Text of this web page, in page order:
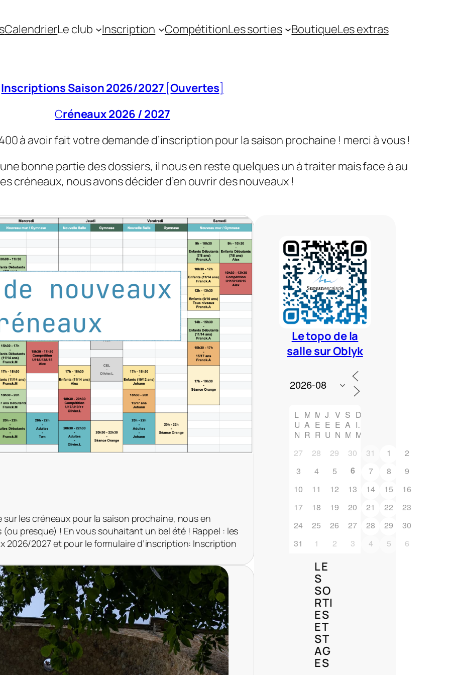
CalendrierLe club Inscription CompétitionLes sorties BoutiqueLes extras
Inscriptions Saison 2026/2027 [Ouvertes]
Créneaux 2026 / 2027
à avoir fait votre demande d’inscription pour la saison prochaine ! merci à vous !
bonne partie des dossiers, il nous en reste quelques un à traiter mais face à au
créneaux, nous avons décider d’en ouvrir des nouveaux !
les créneaux pour la saison prochaine, nous en
presque) ! En vous souhaitant un bel été ! Rappel : les
2026/2027 et pour le formulaire d’inscription: Inscription
Le topo de la
salle sur Oblyk
L
U
N
M
A
R
M
E
R
J
E
U
V
E
N
S
A
M
D
I
27
28 29 30 31 1
2
3
4 5 6 7 8
9
10
11 12 13 14 15
16
17
18 19 20 21 22
23
24
25 26 27 28 29
30
31
1 2 3 4 5 6
LE
S
SO
RTI
ES
ET
ST
AG
ES